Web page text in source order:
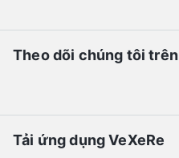
Theo dõi chúng tôi trên
Tải ứng dụng VeXeRe